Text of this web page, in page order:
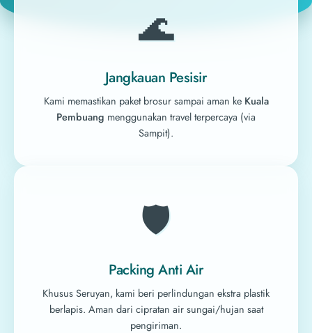
🌊
Jangkauan Pesisir
Kami memastikan paket brosur sampai aman ke Kuala
Pembuang menggunakan travel terpercaya (via
Sampit).
🛡️
Packing Anti Air
Khusus Seruyan, kami beri perlindungan ekstra plastik
berlapis. Aman dari cipratan air sungai/hujan saat
pengiriman.